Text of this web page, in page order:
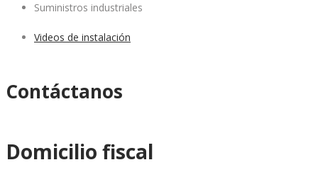
Suministros industriales
Videos de instalación
Contáctanos
Domicilio fiscal